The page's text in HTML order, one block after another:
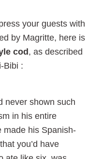
your guests with
by Magritte, here is
cod, as described
Bibi :
never shown such
in his entire
made his Spanish-
you’d have